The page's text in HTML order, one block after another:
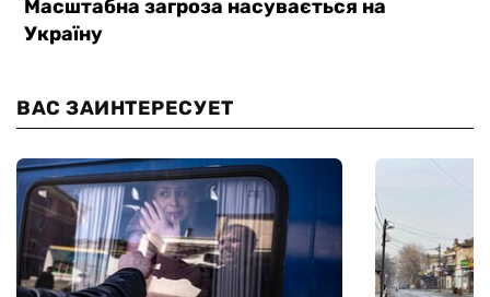
ВАС ЗАИНТЕРЕСУЕТ